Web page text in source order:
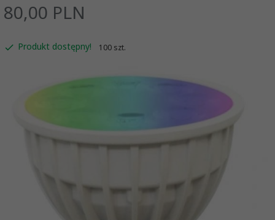
80,00 PLN
Produkt dostępny! 100 szt.